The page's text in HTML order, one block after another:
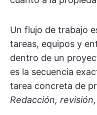
Un flujo de trabajo
tareas, equipos y
dentro de un
es la secuencia
tarea concreta de
Redacción,